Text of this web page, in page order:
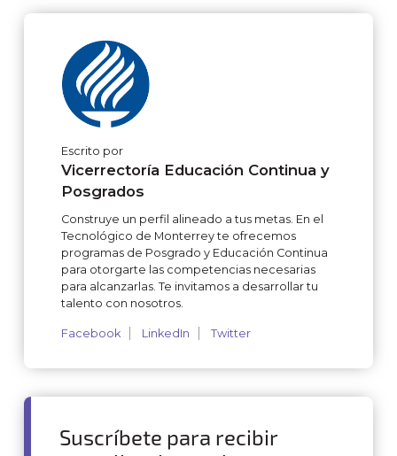
Escrito por
Vicerrectoría Educación Continua y
Posgrados
Construye un perfil alineado a tus metas. En el
Tecnológico de Monterrey te ofrecemos
programas de Posgrado y Educación Continua
para otorgarte las competencias necesarias
para alcanzarlas. Te invitamos a desarrollar tu
talento con nosotros.
Facebook LinkedIn Twitter
Suscríbete para recibir